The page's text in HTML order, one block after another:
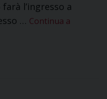
l’ingresso a
… Continua a